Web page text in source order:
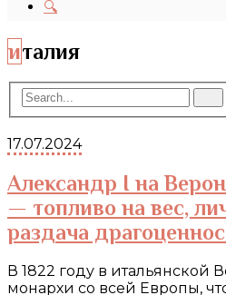
🔍
италия
17.07.2024
Александр I на
— топливо на вес,
раздача
В 1822 году в итальянской
монархи со всей Европы,